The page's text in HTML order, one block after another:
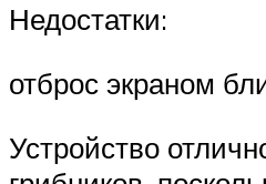
Недостатки:
отброс экраном
Устройство